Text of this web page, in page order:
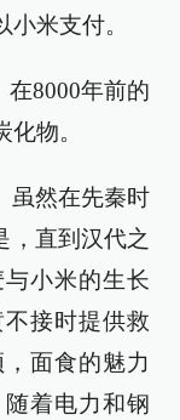
米支付。
在8000年前的
物。
虽然在先秦时
，直到汉代之
小米的生长
接时提供救
面食的魅力
着电力和钢